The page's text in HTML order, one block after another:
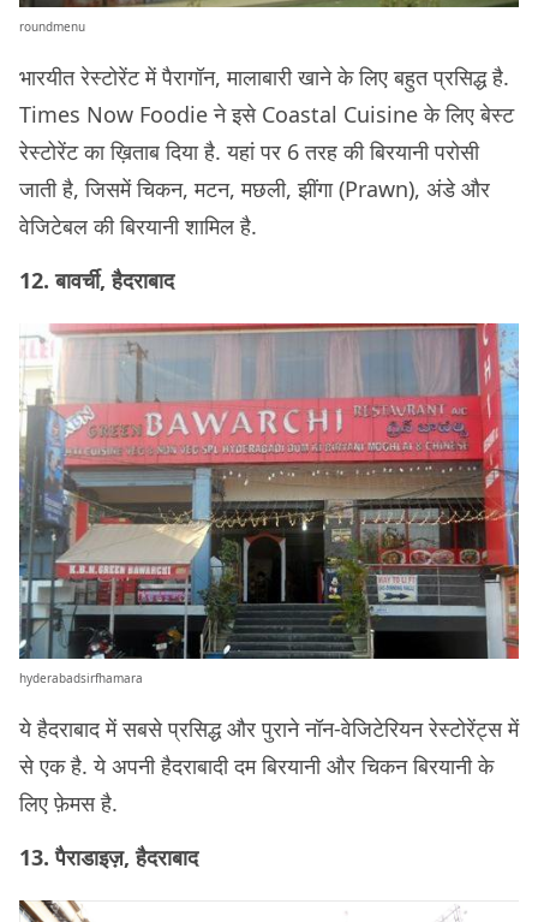
roundmenu
भारयीत रेस्टोरेंट में पैरागॉन, मालाबारी खाने के लिए बहुत प्रसिद्ध है.
Times Now Foodie ने इसे Coastal Cuisine के लिए बेस्ट
रेस्टोरेंट का ख़िताब दिया है. यहां पर 6 तरह की बिरयानी परोसी
जाती है, जिसमें चिकन, मटन, मछली, झींगा (Prawn), अंडे और
वेजिटेबल की बिरयानी शामिल है.
12. बावर्ची, हैदराबाद
hyderabadsirfhamara
ये हैदराबाद में सबसे प्रसिद्ध और पुराने नॉन-वेजिटेरियन रेस्टोरेंट्स में
से एक है. ये अपनी हैदराबादी दम बिरयानी और चिकन बिरयानी के
लिए फ़ेमस है.
13. पैराडाइज़, हैदराबाद